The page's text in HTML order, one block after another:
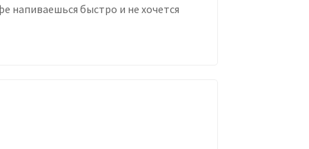
напиваешься быстро и не хочется